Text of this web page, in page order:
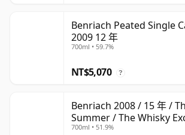
Benriach Peated Single
2009 12 年
700ml • 59.7%
NT$5,070 ?
Benriach 2008 / 15 年 /
Summer / The Whisky
700ml • 51.9%